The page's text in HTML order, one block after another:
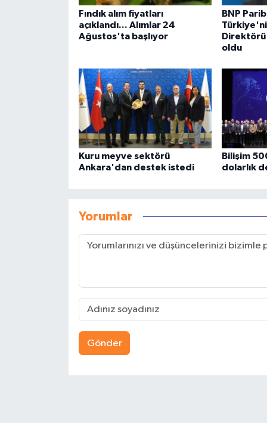
Fındık alım fiyatları
açıklandı... Alımlar 24
Ağustos'ta başlıyor
BNP
Direktörü
oldu
Kuru meyve sektörü
Ankara'dan destek istedi
Bilişim
dolarlık
Yorumlar
Gönder